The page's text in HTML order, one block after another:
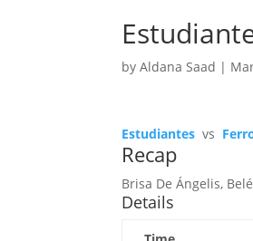
byAldana Saad |
Estudiantes vs
Recap
Brisa De Ángelis,
Details